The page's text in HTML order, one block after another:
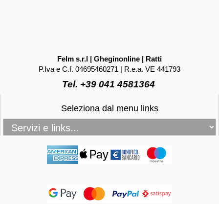
Felm s.r.l | Gheginonline | Ratti
P.Iva e C.f. 04695460271 | R.e.a. VE 441793
Tel. +39 041 4581364
Seleziona dal menu links